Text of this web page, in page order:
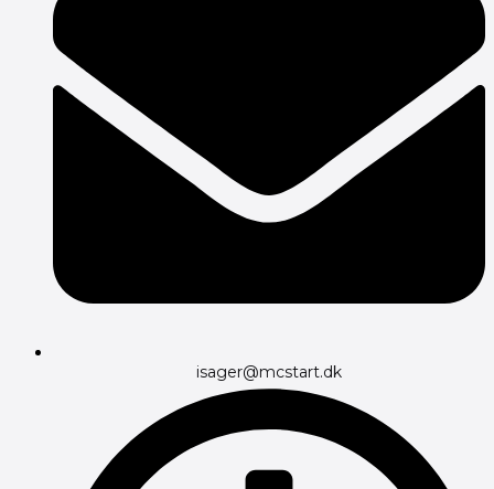
isager@mcstart.dk